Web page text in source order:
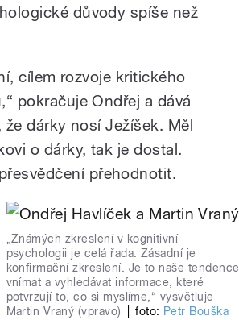
důvody spíše než
cílem rozvoje kritického
pokračuje Ondřej a dává
dárky nosí Ježíšek. Měl
o dárky, tak je dostal.
přehodnotit.
„Známých zkreslení v kognitivní
psychologii je celá řada. Zásadní je
konfirmační zkreslení. Je to naše tendence
vnímat a vyhledávat informace, které
potvrzují to, co si myslíme,“ vysvětluje
Martin Vraný (vpravo)
foto: Petr Bouška